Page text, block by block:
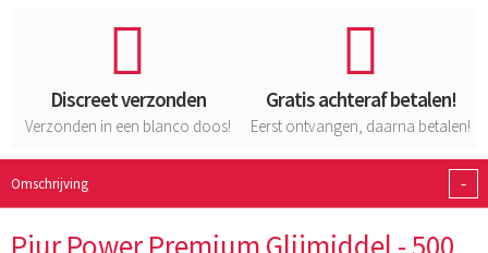
Discreet verzonden
Verzonden in een blanco doos!
Gratis achteraf betalen!
Eerst ontvangen, daarna betalen!
Omschrijving -
Pjur Power Premium Glijmiddel - 500